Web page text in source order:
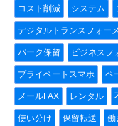
コスト削減 システム
デジタルトランスフォー
パーク保留 ビジネスフ
プライベートスマホ ペ
メールFAX レンタル
使い分け 保留転送 働